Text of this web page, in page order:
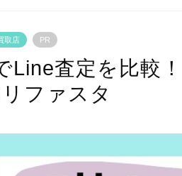
取店 PR
Line査定を比較
ファスタ